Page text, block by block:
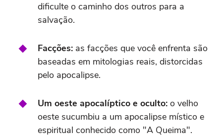
dificulte o caminho dos outros para a
salvação.
Facções: as facções que você enfrenta são
baseadas em mitologias reais, distorcidas
pelo apocalipse.
Um oeste apocalíptico e oculto: o velho
oeste sucumbiu a um apocalipse místico e
espiritual conhecido como "A Queima".